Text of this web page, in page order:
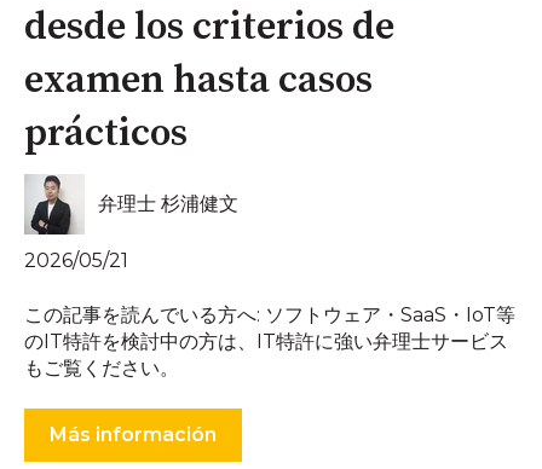
desde los criterios de
examen hasta casos
prácticos
弁理士 杉浦健文
2026/05/21
この記事を読んでいる方へ: ソフトウェア・SaaS・IoT等
のIT特許を検討中の方は、IT特許に強い弁理士サービス
もご覧ください。
Más información